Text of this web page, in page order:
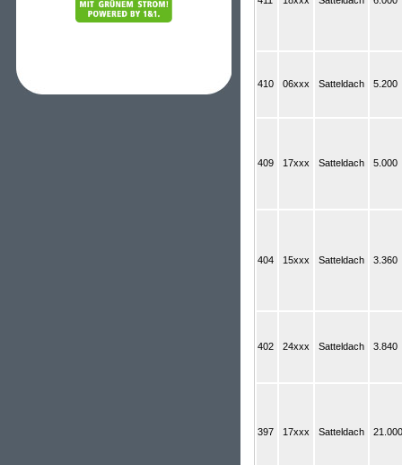
410 06xxx Satteldach 5.200
409 17xxx Satteldach 5.000
404 15xxx Satteldach 3.360
402 24xxx Satteldach 3.840
397 17xxx Satteldach 21.000